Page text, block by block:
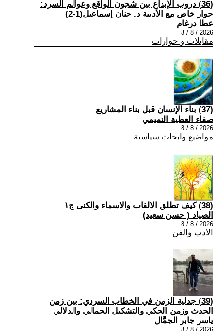
(36) دروب الإبداع بين شجون الواقع وعوالم السرد:
حوار خاص مع الأديبة د. حنان إسماعيل(1-2)
عطا درغام
2026 / 8 / 8
مقابلات و حوارات
(37) بناء الإنسان قبل بناء المشاريع
صفاء العطية التميمي
2026 / 8 / 8
مواضيع وابحاث سياسية
(38) كيف تطلق الالقاب والاسماء والكنى ج١
الصياد ‏( حسن سعيد‏)
2026 / 8 / 8
الادب والفن
(39) جدلية الزمن في الخطاب السردي: بين زمن
الحدث وزمن الحكي والتشكيل الجمالي والدلالي
ياسر جابر الجمَّال
2026 / 8 / 8